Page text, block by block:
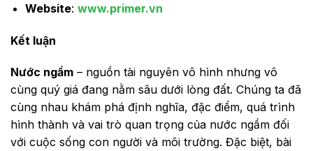
Website: www.primer.vn
Kết luận
Nước ngầm – nguồn tài nguyên vô hình nhưng vô
cùng quý giá đang nằm sâu dưới lòng đất. Chúng ta đã
cùng nhau khám phá định nghĩa, đặc điểm, quá trình
hình thành và vai trò quan trọng của nước ngầm đối
với cuộc sống con người và môi trường. Đặc biệt, bài